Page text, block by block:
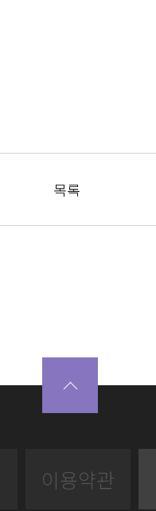
목록
이용약관